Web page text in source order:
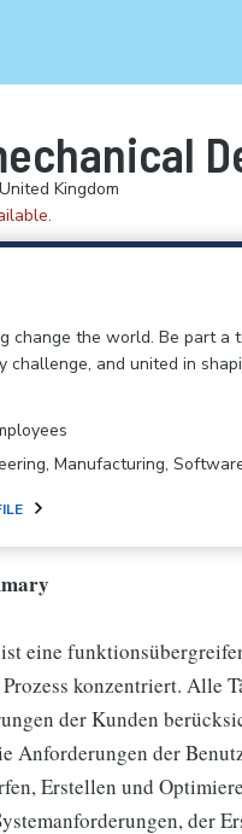
Kingdom
change the world. Be part a
challenge, and united in
Manufacturing,
eine
konzentriert. Alle
der Kunden
Anforderungen der
Erstellen und
der